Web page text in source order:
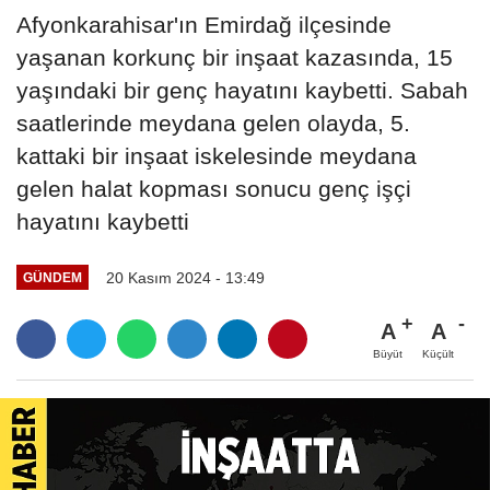
Afyonkarahisar'ın Emirdağ ilçesinde
yaşanan korkunç bir inşaat kazasında, 15
yaşındaki bir genç hayatını kaybetti. Sabah
saatlerinde meydana gelen olayda, 5.
kattaki bir inşaat iskelesinde meydana
gelen halat kopması sonucu genç işçi
hayatını kaybetti
GÜNDEM 20 Kasım 2024 - 13:49
A
Büyüt
A
Küçült